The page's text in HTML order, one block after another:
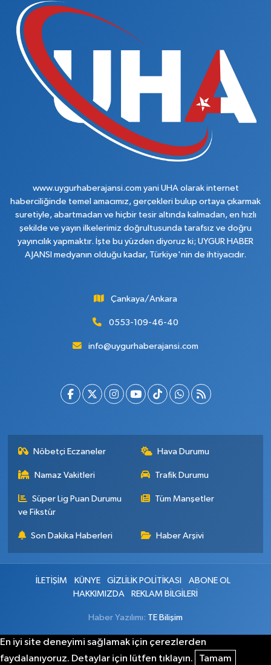
www.uygurhaberajansi.com yani UHA olarak internet
haberciliğinde temel amacımız, gerçekleri bulup ortaya çıkarmak
suretiyle, abartmadan ve hiçbir tesir altında kalmadan, en hızlı
şekilde ve yayın ilkelerimiz doğrultusunda tarafsız ve doğru
yayıncılık yapmaktır. İşte bu yüzden diyoruz ki; UYGUR HABER
AJANSI medyanın olduğu kadar, Türkiye'nin de ihtiyacıdır.
Çankaya/Ankara
0553-109-46-40
info@uygurhaberajansi.com
Nöbetçi Eczaneler Hava Durumu
Namaz Vakitleri Trafik Durumu
Süper Lig Puan Durumu
ve Fikstür
Tüm Manşetler
Son Dakika Haberleri Haber Arşivi
İLETİŞİM KÜNYE GİZLİLİK POLİTİKASI
ABONE OL
HAKKIMIZDA
REKLAM BİLGİLERİ
Haber Yazılımı: TE Bilişim
En iyi site deneyimi sağlamak için çerezlerden
faydalanıyoruz. Detaylar için lütfen tıklayın.
Tamam